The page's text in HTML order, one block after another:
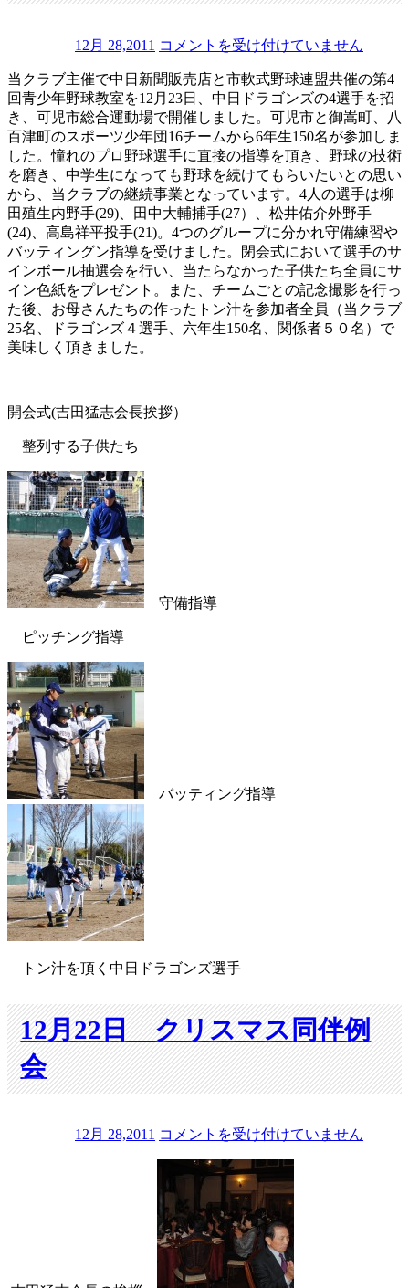
12月 28,2011 青
年
野
球
教
室
開
催
は
コメントを受け付けていません
当クラブ主催で中日新聞販売店と市軟式野球連盟共催の第4
回青少年野球教室を12月23日、中日ドラゴンズの4選手を招
き、可児市総合運動場で開催しました。可児市と御嵩町、八
百津町のスポーツ少年団16チームから6年生150名が参加しま
した。憧れのプロ野球選手に直接の指導を頂き、野球の技術
を磨き、中学生になっても野球を続けてもらいたいとの思い
から、当クラブの継続事業となっています。4人の選手は柳
田殖生内野手(29)、田中大輔捕手(27）、松井佑介外野手
(24)、高島祥平投手(21)。4つのグループに分かれ守備練習や
バッティングン指導を受けました。閉会式において選手のサ
インボール抽選会を行い、当たらなかった子供たち全員にサ
イン色紙をプレゼント。また、チームごとの記念撮影を行っ
た後、お母さんたちの作ったトン汁を参加者全員（当クラブ
25名、ドラゴンズ４選手、六年生150名、関係者５０名）で
美味しく頂きました。
開会式(吉田猛志会長挨拶）
整列する子供たち
守備指導
ピッチング指導
バッティング指導
トン汁を頂く中日ドラゴンズ選手
12月22日 クリスマス同伴例
会
12月 28,2011 12
日
ク
リ
ス
コメントを受け付けていません